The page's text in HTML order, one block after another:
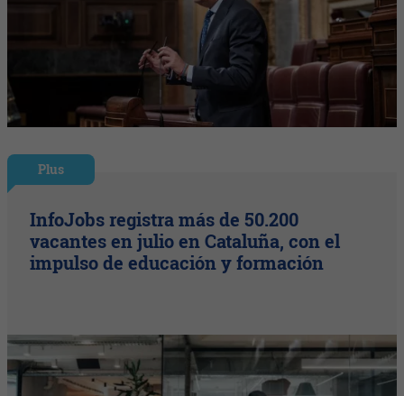
Plus
InfoJobs registra más de 50.200
vacantes en julio en Cataluña, con el
impulso de educación y formación